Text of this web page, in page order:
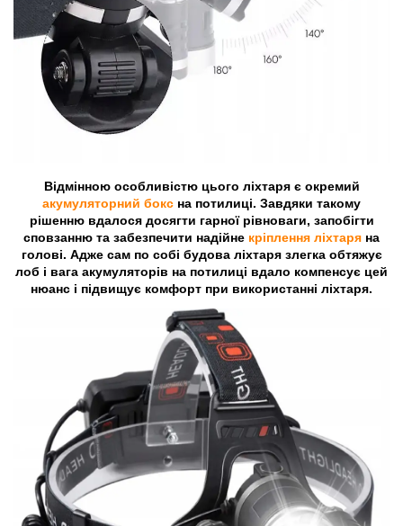
Відмінною особливістю цього ліхтаря є окремий
акумуляторний бокс на потилиці. Завдяки такому
рішенню вдалося досягти гарної рівноваги, запобігти
сповзанню та забезпечити надійне кріплення ліхтаря на
голові. Адже сам по собі будова ліхтаря злегка обтяжує
лоб і вага акумуляторів на потилиці вдало компенсує цей
нюанс і підвищує комфорт при використанні ліхтаря.